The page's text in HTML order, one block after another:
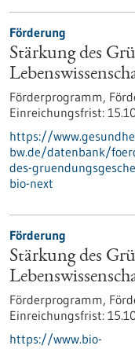
Förderung
Stärkung des
Förderprogramm,
Einreichungsfrist:
https://
bw.de/datenbank/
des-
bio-next
Förderung
Stärkung des
Förderprogramm,
Einreichungsfrist:
https://www.bio-